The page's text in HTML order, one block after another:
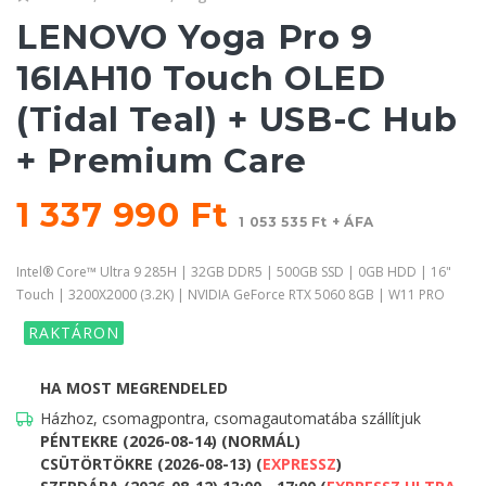
LENOVO Yoga Pro 9
16IAH10 Touch OLED
(Tidal Teal) + USB-C Hub
+ Premium Care
1 337 990 Ft1 053 535 Ft + ÁFA
Intel® Core™ Ultra 9 285H | 32GB DDR5 | 500GB SSD | 0GB HDD | 16"
Touch | 3200X2000 (3.2K) | NVIDIA GeForce RTX 5060 8GB | W11 PRO
RAKTÁRON
HA MOST MEGRENDELED
Házhoz, csomagpontra, csomagautomatába szállítjuk
PÉNTEKRE (2026-08-14) (NORMÁL)
CSÜTÖRTÖKRE (2026-08-13) (EXPRESSZ)